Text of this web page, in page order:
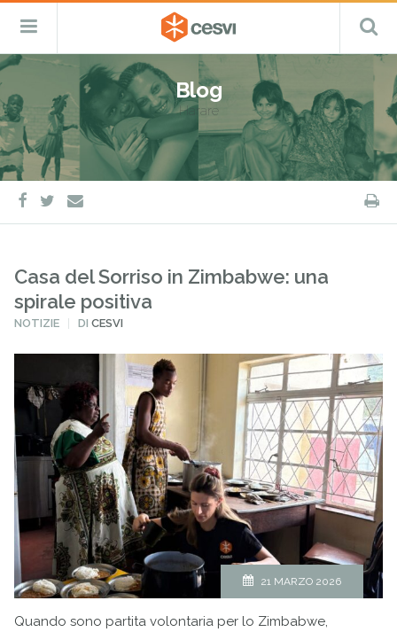
Salta
al
contenuto
CESVI
Fondazione
–
ETS
Cooperazione,
Emergenza
e
Sviluppo
Menu
Blog
Harare
facebook
twitter
e-
mail
Casa del Sorriso in Zimbabwe: una
spirale positiva
PUBBLICATO
NOTIZIE DICESVI
21 MARZO 2026
Quando sono partita volontaria per lo Zimbabwe,